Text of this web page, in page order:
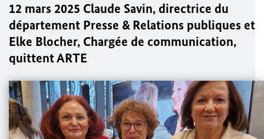
12 mars 2025 Claude Savin, directrice du
département Presse & Relations publiques et
Elke Blocher, Chargée de communication,
quittent ARTE